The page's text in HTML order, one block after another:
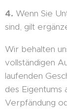
4. Wenn Sie
sind, gilt
Wir behalten
vollständigen
laufenden
des Eigentums
Verpfändung